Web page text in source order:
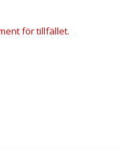
för tillfället.